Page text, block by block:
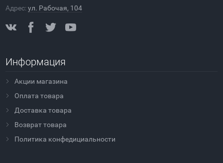
Адрес:ул. Рабочая, 104
Информация
Акции магазина
Оплата товара
Доставка товара
Возврат товара
Политика конфедициальности